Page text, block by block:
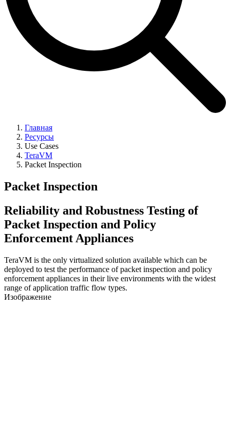
Главная
Ресурсы
Use Cases
TeraVM
Packet Inspection
Packet Inspection
Reliability and Robustness Testing of
Packet Inspection and Policy
Enforcement Appliances
TeraVM is the only virtualized solution available which can be
deployed to test the performance of packet inspection and policy
enforcement appliances in their live environments with the widest
range of application traffic flow types.
Изображение